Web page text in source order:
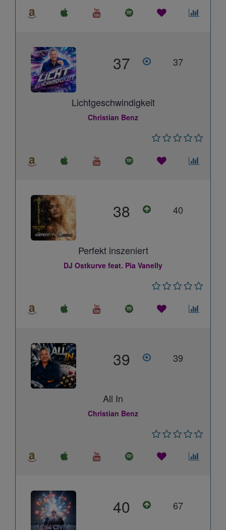
37 37
Lichtgeschwindigkeit
Christian Benz
38 40
Perfekt inszeniert
DJ Ostkurve feat. Pia Vanelly
39 39
All In
Christian Benz
40 67